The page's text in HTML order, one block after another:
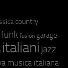
country
funk fusion garage
italiani jazz
musica italiana